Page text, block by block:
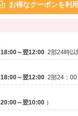
お得なクーポンを利
18:00～翌12:00 2部24時以
18:00～翌12:00 2部24：
20:00～翌10:00 ）